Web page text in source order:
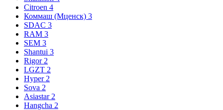
Citroen 4
Коммаш (Мценск) 3
SDAC 3
RAM 3
SEM 3
Shantui 3
Rigor 2
LGZT 2
Hyper 2
Sova 2
Asiastar 2
Hangcha 2